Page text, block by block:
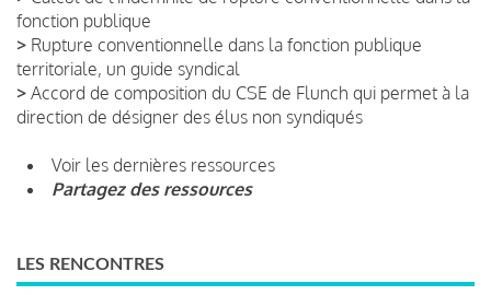
fonction publique
> Rupture conventionnelle dans la fonction publique
territoriale, un guide syndical
> Accord de composition du CSE de Flunch qui permet à la
direction de désigner des élus non syndiqués
Voir les dernières ressources
Partagez des ressources
LES RENCONTRES